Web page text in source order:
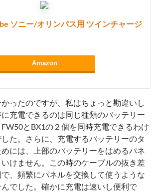
ソニー/オリンパス用 ツインチャージ
Amazon
ったのですが、私はちょっと勘違いし
充電できるのは同じ種類のバッテリー
とBX1の２個を同時充電できるわけ
た。さらに、充電するバッテリーのタ
には、上部のバッテリーをはめるパネ
けません。この時のケーブルの抜き差
、頻繁にパネルを交換して使うような
でした。確かに充電は速いし便利で